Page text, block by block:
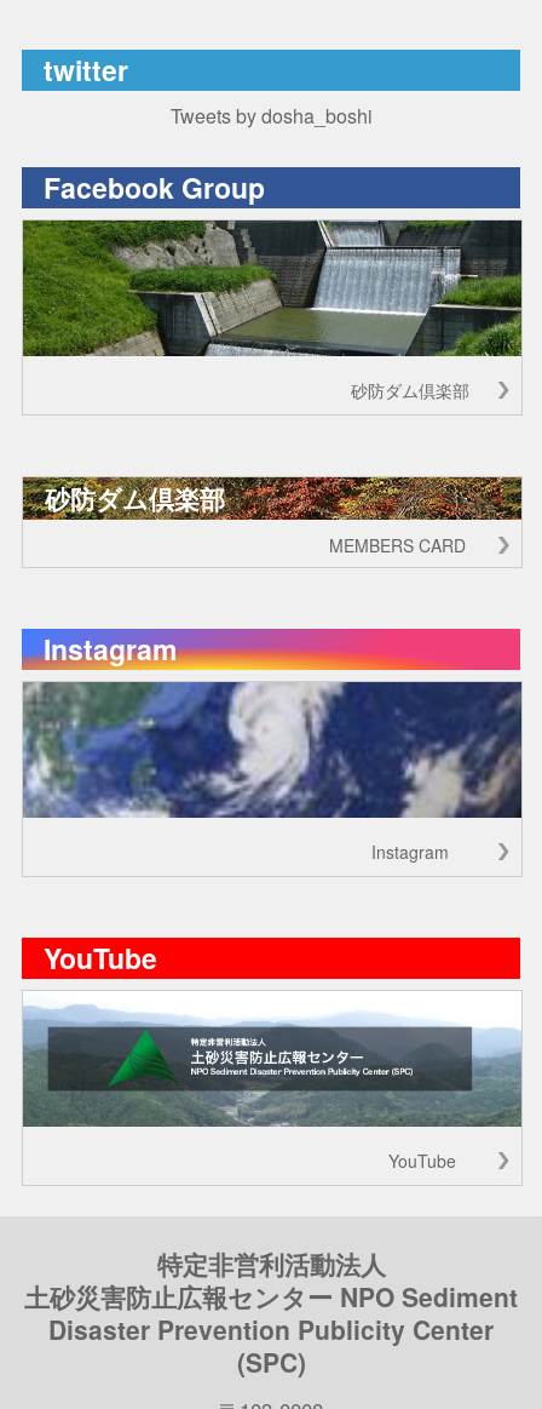
twitter
Tweets by dosha_boshi
Facebook Group
砂防ダム倶楽部
砂防ダム倶楽部
MEMBERS CARD
Instagram
Instagram
YouTube
YouTube
特定非営利活動法人
土砂災害防止広報センター NPO Sediment
Disaster Prevention Publicity Center
(SPC)